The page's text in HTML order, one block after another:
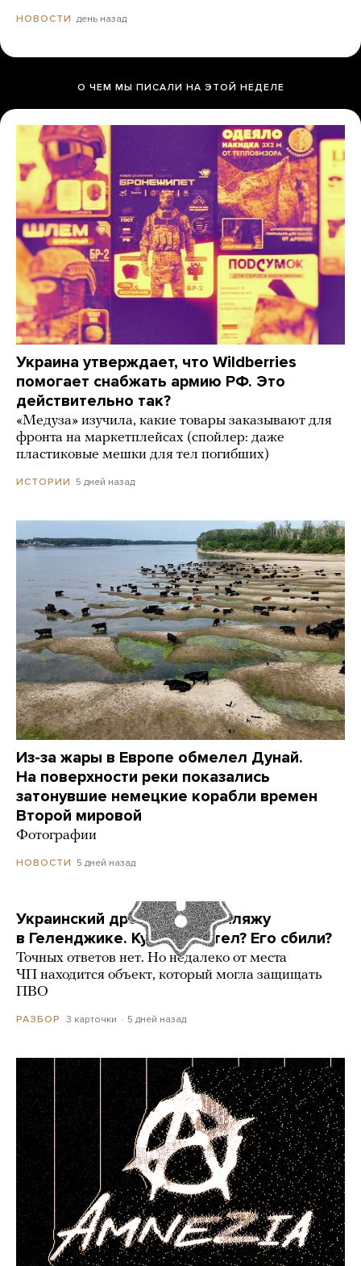
НОВОСТИ день назад
О ЧЕМ МЫ ПИСАЛИ НА ЭТОЙ НЕДЕЛЕ
Украина утверждает, что Wildberries
помогает снабжать армию РФ. Это
действительно так?
«Медуза» изучила, какие товары заказывают для
фронта на маркетплейсах (спойлер: даже
пластиковые мешки для тел погибших)
ИСТОРИИ 5 дней назад
Из-за жары в Европе обмелел Дунай.
На поверхности реки показались
затонувшие немецкие корабли времен
Второй мировой
Фотографии
НОВОСТИ 5 дней назад
Украинский дрон попал по пляжу
в Геленджике. Куда он летел? Его сбили?
Точных ответов нет. Но недалеко от места
ЧП находится объект, который могла защищать
ПВО
РАЗБОР 3 карточки 5 дней назад